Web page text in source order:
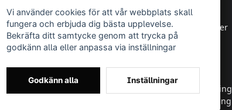
Om oss
Integritetspolicy
Leverans & Returer
Allmänna villkor
LED Downlights
LED Takarmaturer
Tillbehör
OUTLED
LED-ljuskällor
Utomhusbelysning
Inomhusbelysning
Vi använder cookies för att vår webbplats skall
fungera och erbjuda dig bästa upplevelse.
Bekräfta ditt samtycke genom att trycka på
godkänn alla eller anpassa via inställningar
Godkänn alla Inställningar